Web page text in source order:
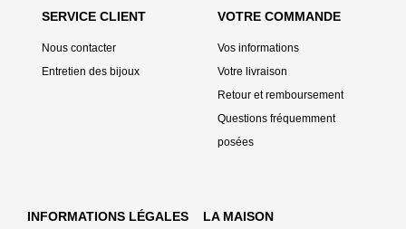
SERVICE CLIENT
Nous contacter
Entretien des bijoux
VOTRE COMMANDE
Vos informations
Votre livraison
Retour et remboursement
Questions fréquemment
posées
INFORMATIONS LÉGALES LA MAISON